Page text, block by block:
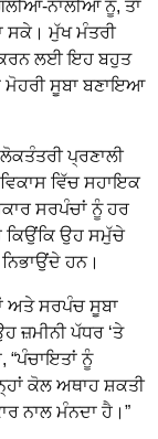
ਨਾਲੀਆਂ ਨੂੰ, ਤਾਂ
ਸਕੇ। ਮੁੱਖ ਮੰਤਰੀ
ਕਰਨ ਲਈ ਇਹ ਬਹੁਤ
ਮੋਹਰੀ ਸੂਬਾ ਬਣਾਇਆ
ਪ੍ਰਣਾਲੀ
ਵਿੱਚ ਸਹਾਇਕ
ਸਰਪੰਚਾਂ ਨੂੰ ਹਰ
ਉਹ ਸਮੁੱਚੇ
ਹਨ।
ਅਤੇ ਸਰਪੰਚ ਸੂਬਾ
ਜ਼ਮੀਨੀ ਪੱਧਰ ‘ਤੇ
“ਪੰਚਾਇਤਾਂ ਨੂੰ
ਕੋਲ ਅਥਾਹ ਸ਼ਕਤੀ
ਨਾਲ ਮੰਨਦਾ ਹੈ।”